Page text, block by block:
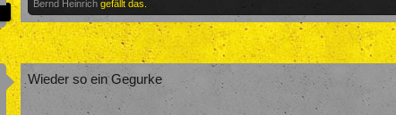
Bernd Heinrich gefällt das.
Wieder so ein Gegurke